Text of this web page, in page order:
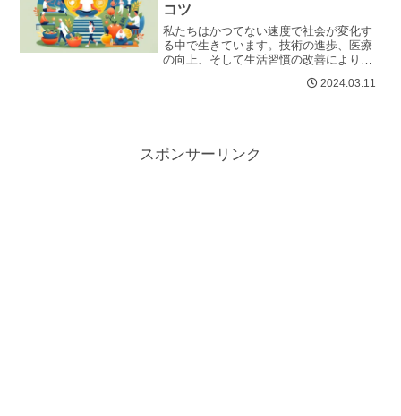
コツ
私たちはかつてない速度で社会が変化す
る中で生きています。技術の進歩、医療
の向上、そして生活習慣の改善により、
ます。長寿は多くの人にとっての夢...
2024.03.11
スポンサーリンク